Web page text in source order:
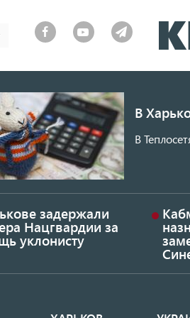
В
В
задержали
Нацгвардии за
уклонисту